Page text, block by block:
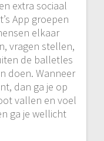
extra sociaal
App groepen
elkaar
vragen stellen,
de balletles
doen. Wanneer
dan ga je op
vallen en voel
ga je wellicht